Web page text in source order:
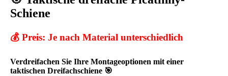
Schiene
💰 Preis: Je nach Material unterschiedlich
Verdreifachen Sie Ihre Montageoptionen mit einer
taktischen Dreifachschiene 🎯